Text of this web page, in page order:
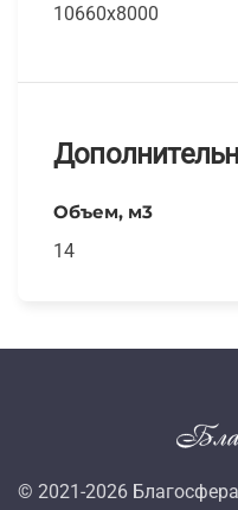
10660х8000
Объем, м3
14
© 2021-2026